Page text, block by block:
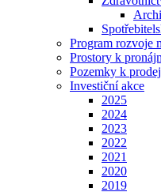
Program rozvoje
Prostory k
Pozemky k
Investiční akce
2025
2024
2023
2022
2021
2020
2019